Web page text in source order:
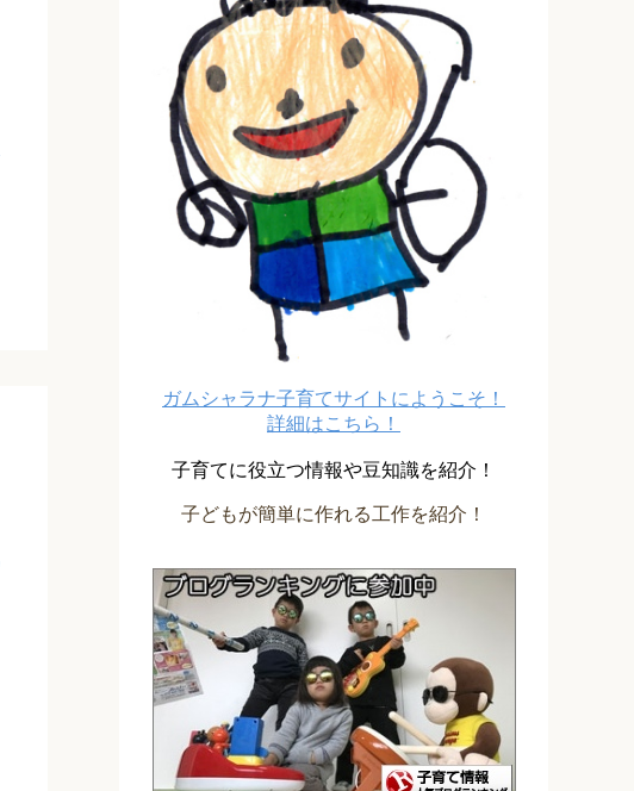
ガムシャラナ子育てサイトにようこそ！
詳細はこちら！
子育てに役立つ情報や豆知識を紹介！
子どもが簡単に作れる工作を紹介！